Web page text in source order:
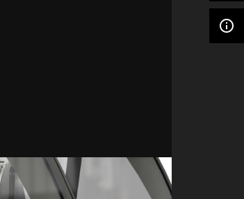
info_outline